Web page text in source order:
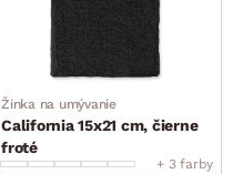
Žinka na umývanie
California 15x21 cm, čierne
froté
+ 3 farby